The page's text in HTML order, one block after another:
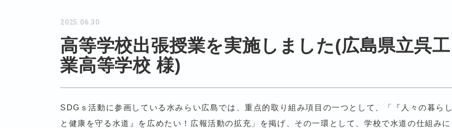
2025.06.30
高等学校出張授業を実施しました(広島県立呉工
業高等学校 様)
SDGｓ活動に参画している水みらい広島では、重点的取り組み項目の一つとして、「『人々の暮らし
と健康を守る水道』を広めたい！広報活動の拡充」を掲げ、その一環として、学校で水道の仕組みに